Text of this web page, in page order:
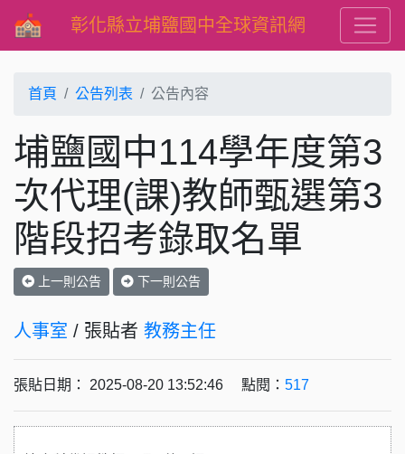
彰化縣立埔鹽國中全球資訊網
首頁 公告列表 公告內容
埔鹽國中114學年度第3
次代理(課)教師甄選第3
階段招考錄取名單
上一則公告 下一則公告
人事室 / 張貼者 教務主任
張貼日期： 2025-08-20 13:52:46 點閱： 517